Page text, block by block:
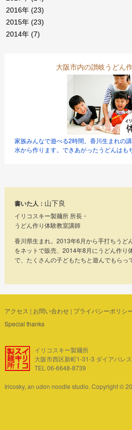
2016年 (23)
2015年 (23)
2014年 (7)
大阪市内の讃岐うどん
家族みんなで遊べる2時間。香川生まれの
水から作ります。できあがったうどんはも
書いた人： 山下良
イリコスキー製麺所 所長・
うどん作り体験教室講師
香川県生まれ。2013年6月から手打ちうど
をネットで販売、2014年8月にうどん作り
で、たくさんの子どもたちと遊んでもらっ
アクセス | お問い合わせ| プライバシーポリシ
Special thanks
イリコスキー製麺所
大阪市西区新町1-31-3 ダイアパレ
TEL 06-6648-8739
Iricosky, an udon noodle studio. Copyright ©